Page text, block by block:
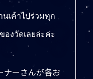
เค้าไปร่วมทุก
องวัดเลยล่ะค่ะ
ナーさんが各お